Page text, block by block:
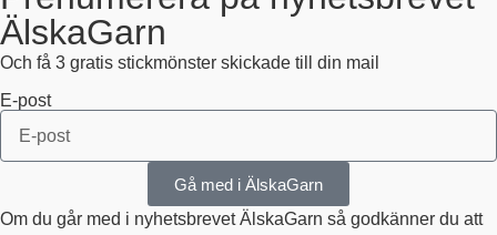
ÄlskaGarn
Och få 3 gratis stickmönster skickade till din mail
E-post
Gå med i ÄlskaGarn
Om du går med i nyhetsbrevet ÄlskaGarn så godkänner du att